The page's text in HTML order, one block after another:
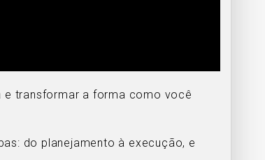
e transformar a forma como você
do planejamento à execução, e